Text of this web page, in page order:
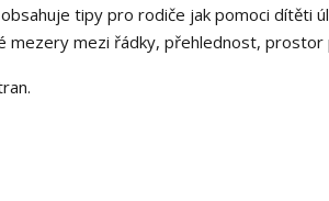
tipy pro rodiče jak pomoci dítěti
mezery mezi řádky, přehlednost, prostor